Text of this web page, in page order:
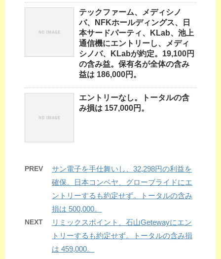
テックファーム、メディシノ
バ、NFKホールディングス、日
本サードパーティ、KLab、池上
通信機にエントリーし、メディ
シノバ、KLabが約定。19,100円
の含み益。保有名が全体の含み
益は 186,000円。
エントリーなし。トータルの含
み損は 157,000円。
PREV
サン電子を手仕舞いし、32,298円の利益を
確保。日本コンベヤ、グローブライドにエ
ントリーするも約定せず。トータルの含み
損は 500,000。
NEXT
リミックスポイント、石山Getewayにエン
トリーするも約定せず。トータルの含み損
は 459,000。